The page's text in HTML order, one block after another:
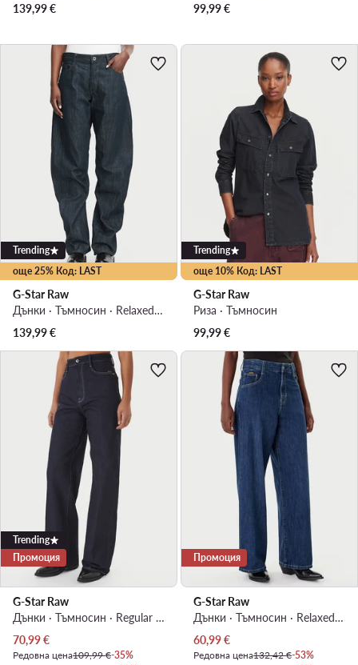
139,99€
99,99€
още 25% Код: LAST
Trending
G-Star Raw
Дънки · Тъмносин · Relaxed Fit
139,99€
още 10% Код: LAST
Trending
G-Star Raw
Риза · Тъмносин
99,99€
Trending
Промоция
G-Star Raw
Дънки · Тъмносин · Regular Fit
Актуална цена
70,99€
Редовна цена109,99 €-35%
Промоция
G-Star Raw
Дънки · Тъмносин · Relaxed Fit
Актуална цена
60,99€
Редовна цена132,42 €-53%